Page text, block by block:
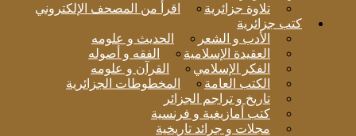
تلاوة جزائرية
اقرأ من المصحف الإلكتروني
كتب جزائرية
الأدب و الشعر
الحديث و علومه
العقيدة الإسلامية
الفقه و أصوله
الفكر الإسلامي
القرآن و علومه
الكتب العامة
المخطوطات الجزائرية
تاريخ و تراجم الجزائر
كتب أمازيغية و فرنسية
مجلات و جرائد تاريخية